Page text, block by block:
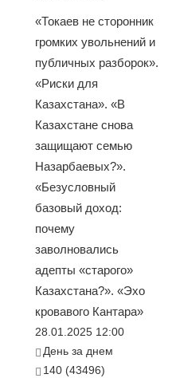
«Токаев не сторонник
громких увольнений и
публичных разборок».
«Риски для
Казахстана». «В
Казахстане снова
защищают семью
Назарбаевых?».
«Безусловный
базовый доход:
почему
заволновались
адепты «старого»
Казахстана?». «Эхо
кровавого Кантара»
28.01.2025 12:00
День за днем
140 (43496)